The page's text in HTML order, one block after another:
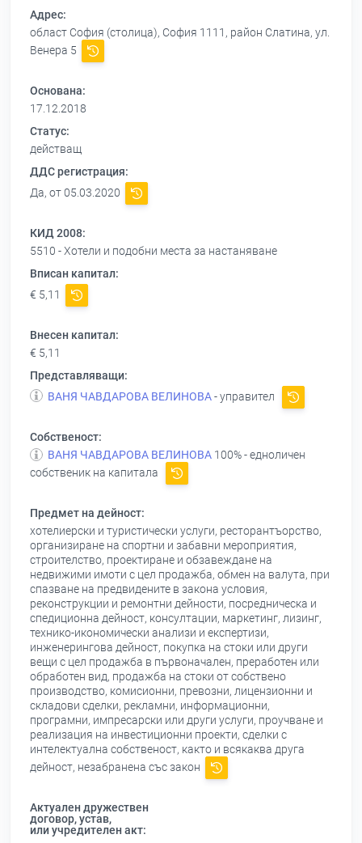
Адрес:
област София (столица), София 1111, район Слатина, ул.
Венера 5
Основана:
17.12.2018
Статус:
действащ
ДДС регистрация:
Да, от 05.03.2020
КИД 2008:
5510 - Хотели и подобни места за настаняване
Вписан капитал:
€ 5,11
Внесен капитал:
€ 5,11
Представляващи:
ВАНЯ ЧАВДАРОВА ВЕЛИНОВА- управител
Собственост:
ВАНЯ ЧАВДАРОВА ВЕЛИНОВА 100% - едноличен
собственик на капитала
Предмет на дейност:
хотелиерски и туристически услуги, ресторантъорство,
организиране на спортни и забавни мероприятия,
строителство, проектиране и обзавеждане на
недвижими имоти с цел продажба, обмен на валута, при
спазване на предвидените в закона условия,
реконструкции и ремонтни дейности, посредническа и
спедиционна дейност, консултации, маркетинг, лизинг,
технико-икономически анализи и експертизи,
инженерингова дейност, покупка на стоки или други
вещи с цел продажба в първоначален, преработен или
обработен вид, продажба на стоки от собствено
производство, комисионни, превозни, лицензионни и
складови сделки, рекламни, информационни,
програмни, импресарски или други услуги, проучване и
реализация на инвестиционни проекти, сделки с
интелектуална собственост, както и всякаква друга
дейност, незабранена със закон
Актуален дружествен
договор, устав,
или учредителен акт: